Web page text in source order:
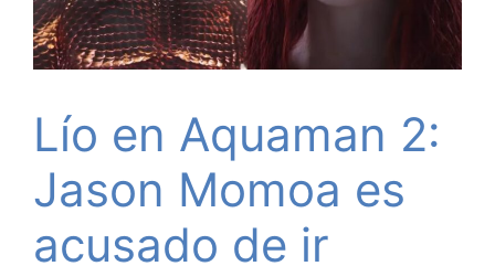
Lío en Aquaman 2:
Jason Momoa es
acusado de ir